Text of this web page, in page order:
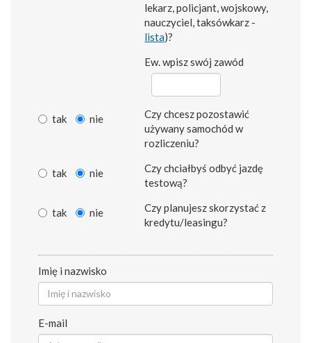
lekarz, policjant, wojskowy,
nauczyciel, taksówkarz -
lista)?
Ew. wpisz swój zawód
tak nie
Czy chcesz pozostawić
używany samochód w
rozliczeniu?
tak nie
Czy chciałbyś odbyć jazdę
testową?
tak nie
Czy planujesz skorzystać z
kredytu/leasingu?
Imię i nazwisko
E-mail